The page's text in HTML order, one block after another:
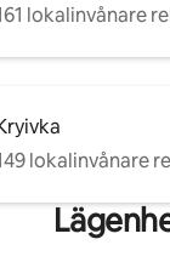
lokalinvånare
lokalinvånare